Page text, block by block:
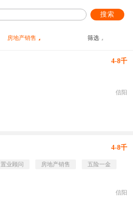
搜索
房地产销售 筛选
4-8千
信阳
4-8千
置业顾问 房地产销售
五险一金
信阳